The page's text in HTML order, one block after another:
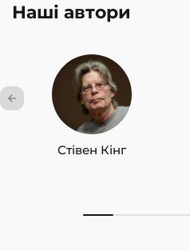
Наші автори
Стівен Кінг